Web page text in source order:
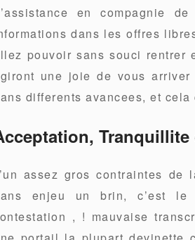
en compagnie
dans les offres
pouvoir sans souci rentrer
une joie de vous arriver
differents avancees, et
assez gros contraintes
enjeu un brin, c’est le
, ! mauvaise